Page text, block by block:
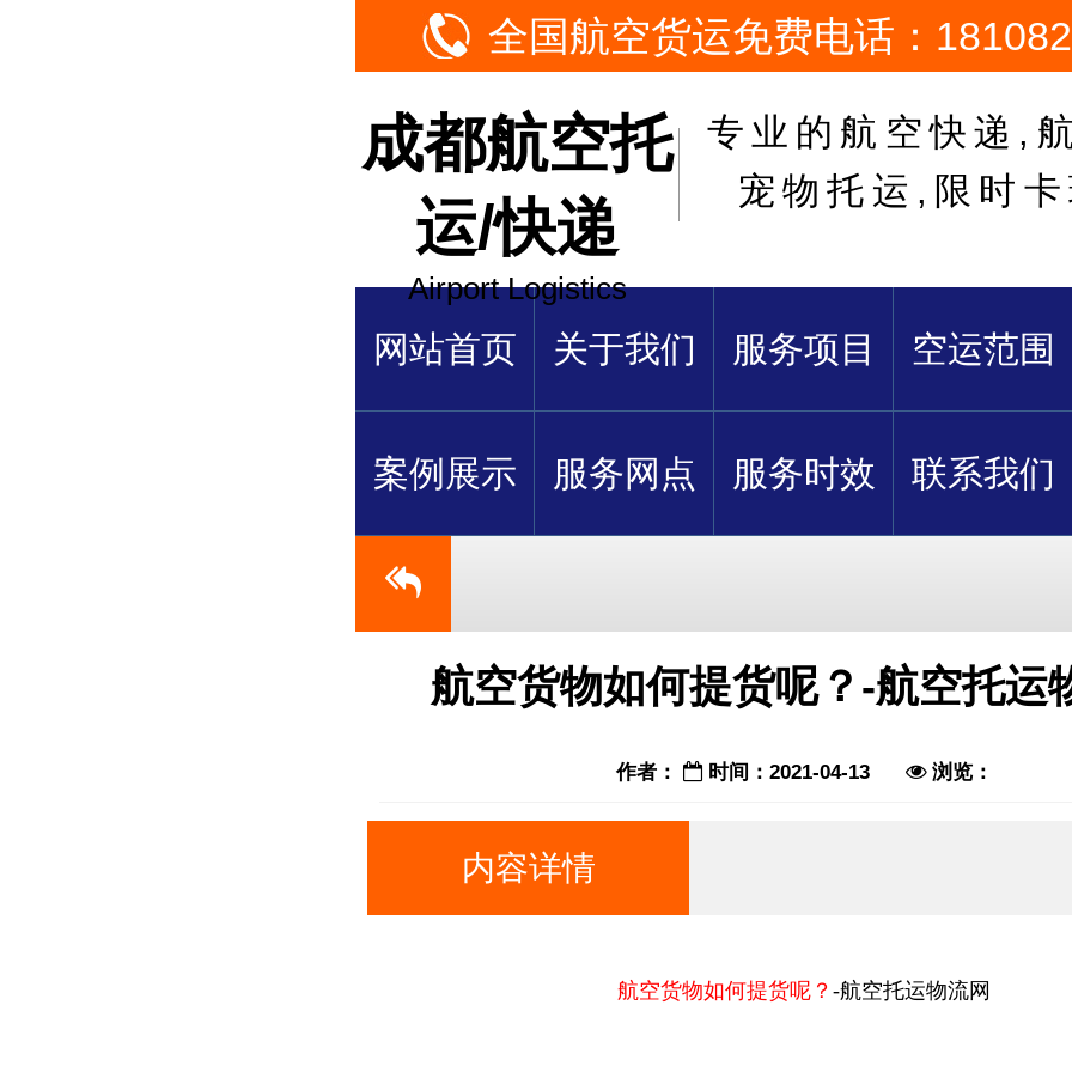
全国航空货运免费电话：
成都航空托
运/快递
Airport Logistics
专业的航空快递,
宠物托运,限时
网站首页 关于我们 服务项目 空运范围
案例展示 服务网点 服务时效 联系我们
航空货物如何提货呢？-航空托运
作者： 时间：2021-04-13 浏览：
内容详情
航空货物如何提货呢？ -航空托运物流网